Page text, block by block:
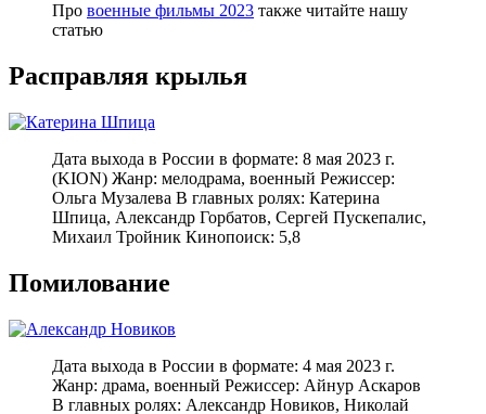
Про военные фильмы 2023 также читайте нашу
статью
Расправляя крылья
Дата выхода в России в формате: 8 мая 2023 г.
(KION) Жанр: мелодрама, военный Режиссер:
Ольга Музалева В главных ролях: Катерина
Шпица, Александр Горбатов, Сергей Пускепалис,
Михаил Тройник Кинопоиск: 5,8
Помилование
Дата выхода в России в формате: 4 мая 2023 г.
Жанр: драма, военный Режиссер: Айнур Аскаров
В главных ролях: Александр Новиков, Николай